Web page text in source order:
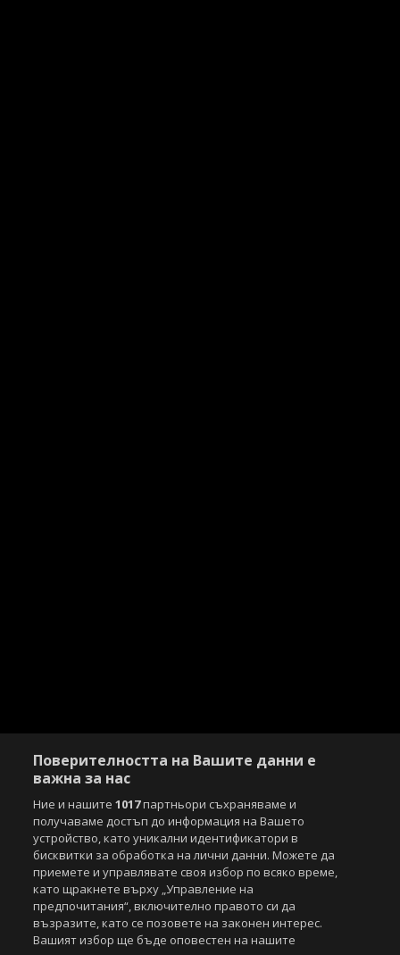
Поверителността на Вашите данни е
важна за нас
Ние и нашите1017партньори съхраняваме и
получаваме достъп до информация на Вашето
устройство, като уникални идентификатори в
бисквитки за обработка на лични данни. Можете да
приемете и управлявате своя избор по всяко време,
като щракнете върху „Управление на
предпочитания“, включително правото си да
възразите, като се позовете на законен интерес.
Вашият избор ще бъде оповестен на нашите